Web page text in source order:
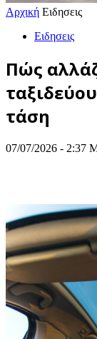
Αρχική Ειδησεις
Ειδησεις
Πώς
τάση
07/07/2026 - 2:37